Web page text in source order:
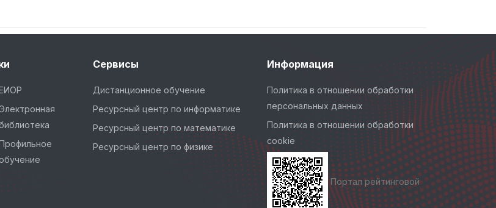
Сервисы
Дистанционное обучение
Ресурсный центр по информатике
Ресурсный центр по математике
Ресурсный центр по физике
Информация
Политика в отношении обработки
персональных данных
Политика в отношении обработки
cookie
Портал рейтинговой